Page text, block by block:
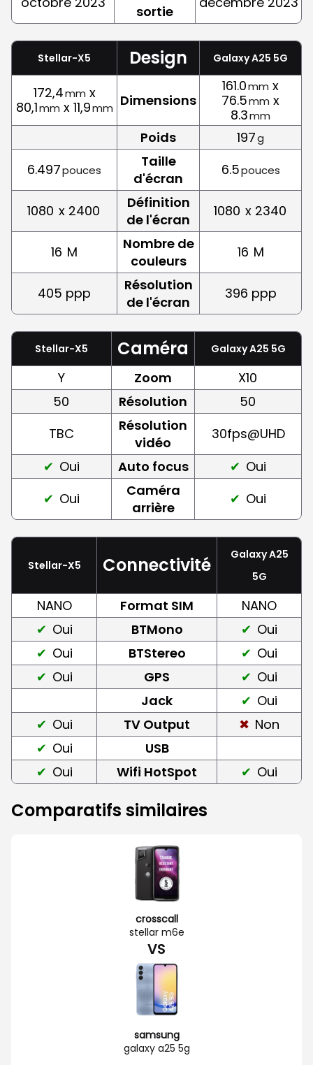
sortie
Stellar-X5 Design Galaxy A25 5G
172,4mm x
80,1mm x 11,9mm Dimensions
161.0mm x
76.5mm x
8.3mm
Poids 197g
6.497pouces
Taille
d'écran
6.5pouces
1080 x 2400
Définition
de l'écran
1080 x 2340
16 M
Nombre de
couleurs
16 M
405 ppp
Résolution
de l'écran
396 ppp
Stellar-X5 Caméra Galaxy A25 5G
Y Zoom
X10
50
Résolution
50
TBC
Résolution
vidéo
30fps@UHD
Oui
Auto focus
Oui
Oui
Caméra
arrière
Oui
Stellar-X5 Connectivité
Galaxy A25
5G
NANO Format SIM
NANO
Oui
BTMono
Oui
Oui
BTStereo
Oui
Oui
GPS
Oui
Jack
Oui
Oui
TV Output
Non
Oui
USB
Oui
Wifi HotSpot Oui
Comparatifs similaires
crosscall
stellar m6e
VS
samsung
galaxy a25 5g